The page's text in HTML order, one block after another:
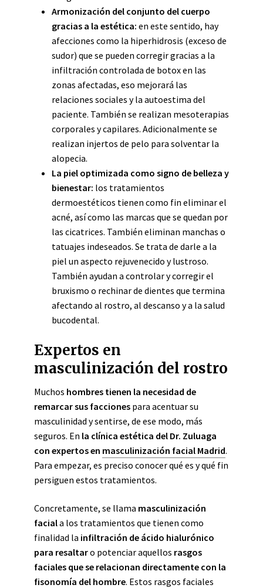
Armonización del conjunto del cuerpo
gracias a la estética: en este sentido, hay
afecciones como la hiperhidrosis (exceso de
sudor) que se pueden corregir gracias a la
infiltración controlada de botox en las
zonas afectadas, eso mejorará las
relaciones sociales y la autoestima del
paciente. También se realizan mesoterapias
corporales y capilares. Adicionalmente se
realizan injertos de pelo para solventar la
alopecia.
La piel optimizada como signo de belleza y
bienestar: los tratamientos
dermoestéticos tienen como fin eliminar el
acné, así como las marcas que se quedan por
las cicatrices. También eliminan manchas o
tatuajes indeseados. Se trata de darle a la
piel un aspecto rejuvenecido y lustroso.
También ayudan a controlar y corregir el
bruxismo o rechinar de dientes que termina
afectando al rostro, al descanso y a la salud
bucodental.
Expertos en
masculinización del rostro
Muchos hombres tienen la necesidad de
remarcar sus facciones para acentuar su
masculinidad y sentirse, de ese modo, más
seguros. En la clínica estética del Dr. Zuluaga
con expertos en masculinización facial Madrid.
Para empezar, es preciso conocer qué es y qué fin
persiguen estos tratamientos.
Concretamente, se llama masculinización
faciala los tratamientos que tienen como
finalidad la infiltración de ácido hialurónico
para resaltaro potenciar aquellos rasgos
faciales que se relacionan directamente con la
fisonomía del hombre. Estos rasgos faciales